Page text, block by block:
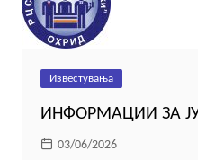
Известувања
ИНФОРМАЦИИ ЗА
03/06/2026